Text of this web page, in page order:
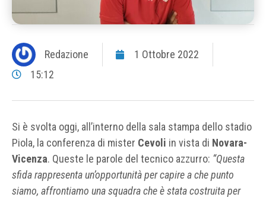
Redazione
1 Ottobre 2022
15:12
Si è svolta oggi, all’interno della sala stampa dello stadio
Piola, la conferenza di mister Cevoli in vista di Novara-
Vicenza. Queste le parole del tecnico azzurro: “Questa
sfida rappresenta un’opportunità per capire a che punto
siamo, affrontiamo una squadra che è stata costruita per